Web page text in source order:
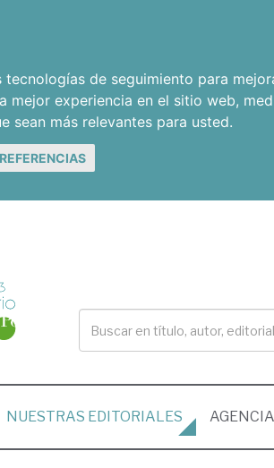
de seguimiento para
mejor experiencia en el sitio web,
sean más relevantes para usted.
NUESTRAS EDITORIALES AGENCIA